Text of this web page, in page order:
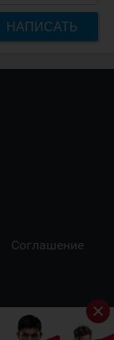
НАПИСАТЬ
Соглашение